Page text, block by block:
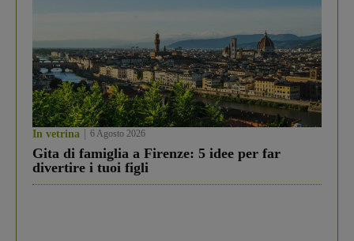
In vetrina 6 Agosto 2026
Gita di famiglia a Firenze: 5 idee per far
divertire i tuoi figli